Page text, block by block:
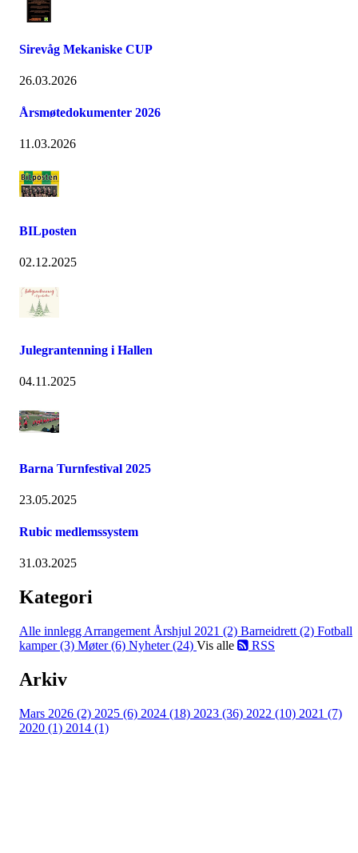
Sirevåg Mekaniske CUP
26.03.2026
Årsmøtedokumenter 2026
11.03.2026
BILposten
02.12.2025
Julegrantenning i Hallen
04.11.2025
Barna Turnfestival 2025
23.05.2025
Rubic medlemssystem
31.03.2025
Kategori
Alle innlegg Arrangement Årshjul 2021 (2) Barneidrett (2) Fotball
kamper (3) Møter (6) Nyheter (24) Vis alle RSS
Arkiv
Mars 2026 (2) 2025 (6) 2024 (18) 2023 (36) 2022 (10) 2021 (7)
2020 (1) 2014 (1)